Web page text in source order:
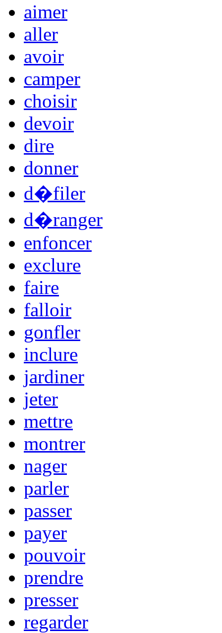
aimer
aller
avoir
camper
choisir
devoir
dire
donner
d�filer
d�ranger
enfoncer
exclure
faire
falloir
gonfler
inclure
jardiner
jeter
mettre
montrer
nager
parler
passer
payer
pouvoir
prendre
presser
regarder